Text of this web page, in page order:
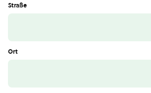
Straße
Ort